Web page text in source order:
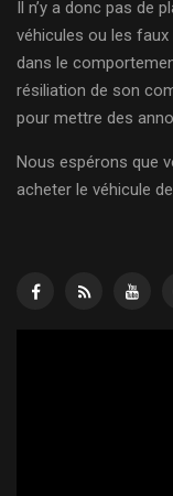
Il n’y a donc pas de
véhicules ou les
dans le
résiliation de son
pour mettre des
Nous espérons que
acheter le véhicule